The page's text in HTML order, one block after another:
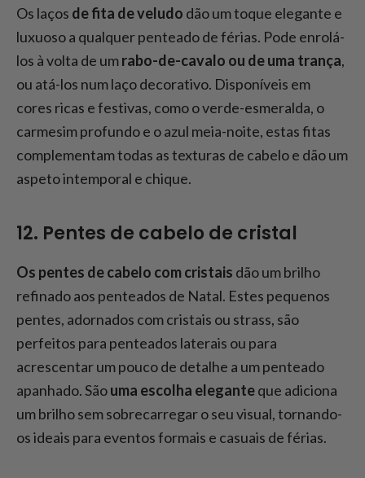
Os laços de fita de veludo dão um toque elegante e
luxuoso a qualquer penteado de férias. Pode enrolá-
los à volta de umrabo-de-cavalo ou de uma trança,
ou atá-los num laço decorativo. Disponíveis em
cores ricas e festivas, como o verde-esmeralda, o
carmesim profundo e o azul meia-noite, estas fitas
complementam todas as texturas de cabelo e dão um
aspeto intemporal e chique.
12. Pentes de cabelo de cristal
Os pentes de cabelo com cristais dão um brilho
refinado aos penteados de Natal. Estes pequenos
pentes, adornados com cristais ou strass, são
perfeitos para penteados laterais ou para
acrescentar um pouco de detalhe a um penteado
apanhado. Sãouma escolha eleganteque adiciona
um brilho sem sobrecarregar o seu visual, tornando-
os ideais para eventos formais e casuais de férias.